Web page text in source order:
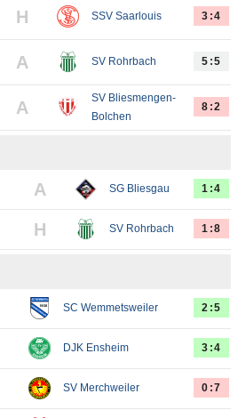
H SSV Saarlouis 3:4
A SV Rohrbach 5:5
A
SV Bliesmengen-
Bolchen
8:2
A SG Bliesgau 1:4
H SV Rohrbach 1:8
SC Wemmetsweiler 2:5
DJK Ensheim 3:4
SV Merchweiler 0:7